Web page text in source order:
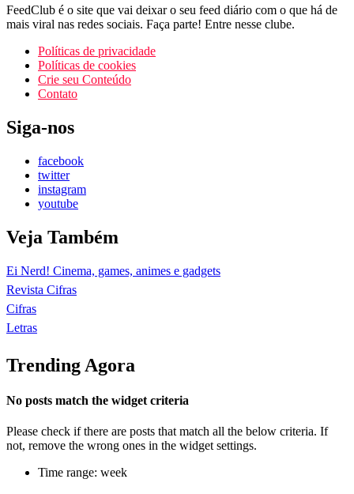
FeedClub é o site que vai deixar o seu feed diário com o que há de
mais viral nas redes sociais. Faça parte! Entre nesse clube.
Políticas de privacidade
Políticas de cookies
Crie seu Conteúdo
Contato
Siga-nos
facebook
twitter
instagram
youtube
Veja Também
Ei Nerd! Cinema, games, animes e gadgets
Revista Cifras
Cifras
Letras
Trending Agora
No posts match the widget criteria
Please check if there are posts that match all the below criteria. If
not, remove the wrong ones in the widget settings.
Time range: week